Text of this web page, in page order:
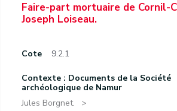
Faire-part mortuaire de Cornil-
Joseph Loiseau.
Cote 9.2.1
Contexte : Documents de la Société
archéologique de Namur
Jules Borgnet.